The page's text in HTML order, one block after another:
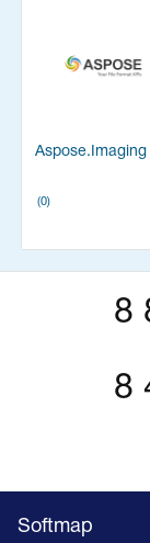
Aspose.Imaging
(0)
8
8
Softmap